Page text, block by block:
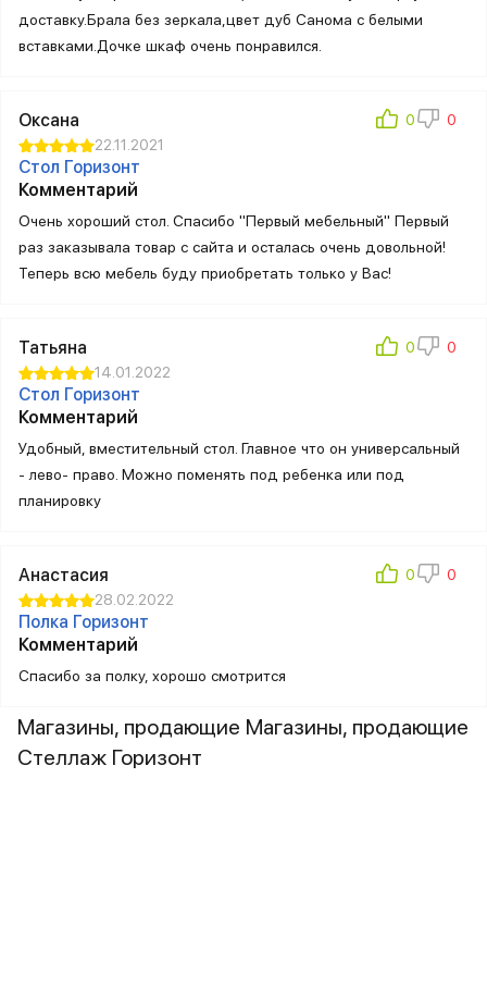
доставку.Брала без зеркала,цвет дуб Санома с белыми
вставками.Дочке шкаф очень понравился.
Оксана
22.11.2021
Стол Горизонт
Комментарий
Очень хороший стол. Спасибо "Первый мебельный" Первый
раз заказывала товар с сайта и осталась очень довольной!
Теперь всю мебель буду приобретать только у Вас!
Татьяна
14.01.2022
Стол Горизонт
Комментарий
Удобный, вместительный стол. Главное что он универсальный
- лево- право. Можно поменять под ребенка или под
планировку
Анастасия
28.02.2022
Полка Горизонт
Комментарий
Спасибо за полку, хорошо смотрится
Магазины, продающие Магазины, продающие
Стеллаж Горизонт